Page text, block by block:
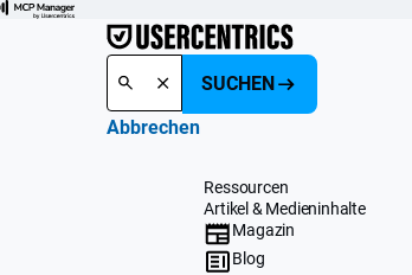
SUCHEN
Abbrechen
Ressourcen
Artikel & Medieninhalte
Magazin
Blog